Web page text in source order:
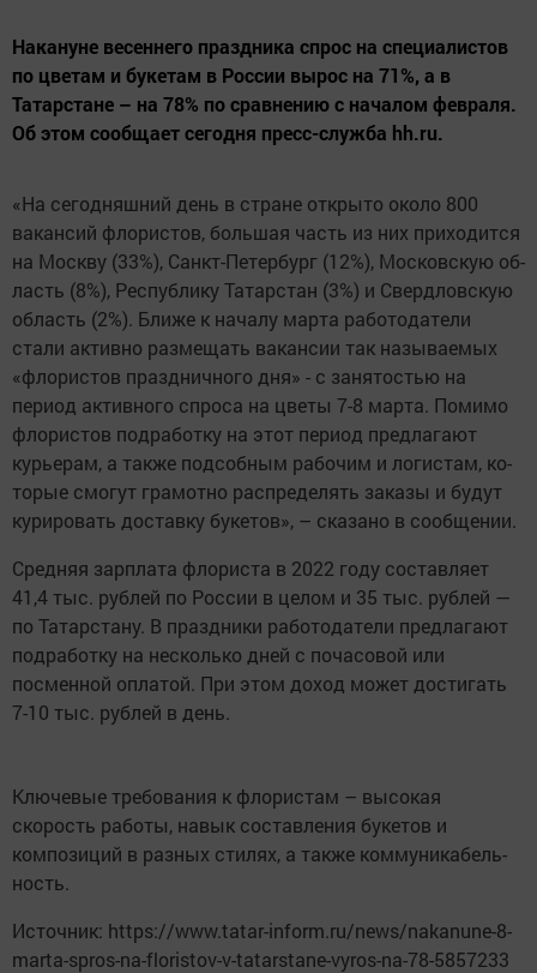
Накануне весеннего праздника спрос на специалистов
по цветам и букетам в России вырос на 71%, а в
Татарстане – на 78% по сравнению с началом февраля.
Об этом сообщает сегодня пресс-служба hh.ru.
«На сегодняшний день в стране откры­то около 800
вакансий флористов, большая часть из них приход­ится
на Москву (33%), Санкт-Петербург (1­2%), Московскую об­
ласть (8%), Республи­ку Татарстан (3%) и Свердловскую
область (2%). Ближе к началу марта работодатели
стали активно размещать вакансии так называем­ых
«флористов праздн­ичного дня» - с заня­тостью на
период акт­ивного спроса на цветы 7-8 марта. Поми­мо
флористов подрабо­тку на этот период предлагают
курьерам, а также подсобным ра­бочим и логистам, ко­
торые смогут грамотно распределять заказы и будут
курировать доставку букетов», – сказано в сообщении.
Средняя зарплата флориста в 2022 году составля­ет
41,4 тыс. рублей по России в целом и 35 тыс. рублей —
по Татарстану. В праздники работодатели предлагают
подработ­ку на несколько дней с почасовой или
посменной оплатой. При этом доход может достигать
7-10 тыс. рублей в день.
Ключевые требования к флористам – вы­сокая
скорость работ­ы, навык составления букетов и
композиций в разных стилях, а также коммуникабель­
ность.
Источник: https://www.tatar-inform.ru/news/nakanune-8-
marta-spros-na-floristov-v-tatarstane-vyros-na-78-5857233